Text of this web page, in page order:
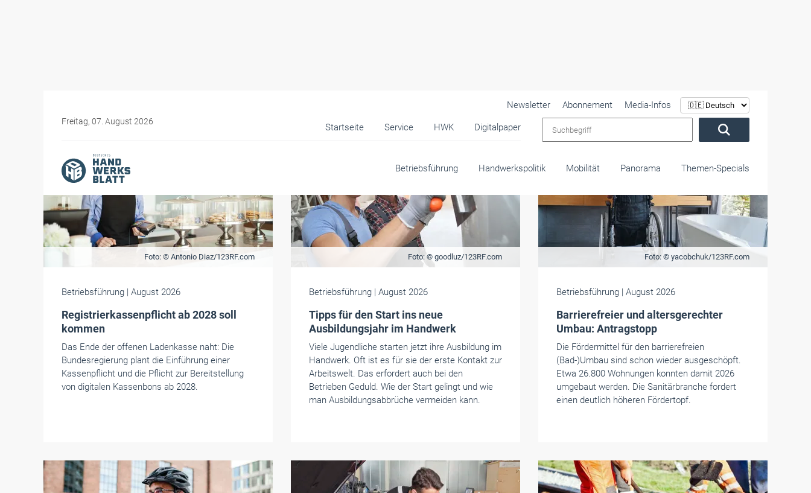
Freitag, 07. August 2026
Startseite Service HWK Digitalpaper
Newsletter Abonnement
Media-Infos
Betriebsführung Handwerkspolitik Mobilität Panorama Themen-Specials
Foto: © Antonio Diaz/123RF.com
Betriebsführung | August 2026
Registrierkassenpflicht ab 2028 soll
kommen
Das Ende der offenen Ladenkasse naht: Die
Bundesregierung plant die Einführung einer
Kassenpflicht und die Pflicht zur Bereitstellung
von digitalen Kassenbons ab 2028.
Foto: © goodluz/123RF.com
Betriebsführung | August 2026
Tipps für den Start ins neue
Ausbildungsjahr im Handwerk
Viele Jugendliche starten jetzt ihre Ausbildung im
Handwerk. Oft ist es für sie der erste Kontakt zur
Arbeitswelt. Das erfordert auch bei den
Betrieben Geduld. Wie der Start gelingt und wie
man Ausbildungsabbrüche vermeiden kann.
Foto: © yacobchuk/123RF.com
Betriebsführung | August 2026
Barrierefreier und altersgerechter
Umbau: Antragstopp
Die Fördermittel für den barrierefreien
(Bad-)Umbau sind schon wieder ausgeschöpft.
Etwa 26.800 Wohnungen konnten damit 2026
umgebaut werden. Die Sanitärbranche fordert
einen deutlich höheren Fördertopf.